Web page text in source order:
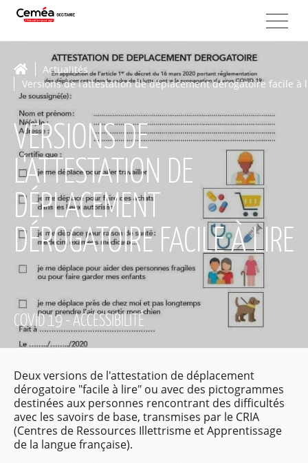
Actualités
Versions de l'attestation de déplacement dérogatoire facile à
VERSIONS DE
L'ATTESTATION DE
DÉPLACEMENT
DÉROGATOIRE FACILE À LIRE
COVID 19 - ACCESSIBILITÉ
Deux versions de l'attestation de déplacement
dérogatoire "facile à lire" ou avec des pictogrammes
destinées aux personnes rencontrant des difficultés
avec les savoirs de base, transmises par le CRIA
(Centres de Ressources Illettrisme et Apprentissage
de la langue française).